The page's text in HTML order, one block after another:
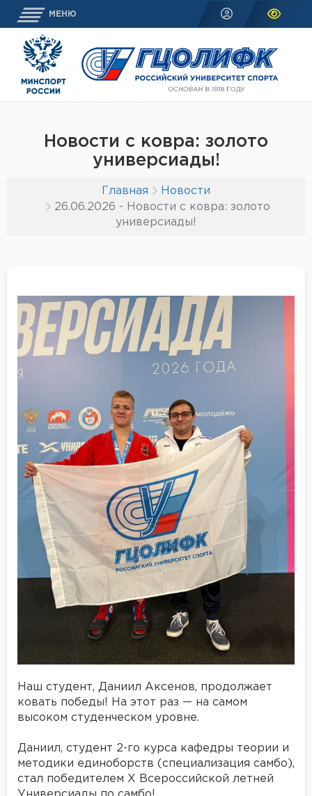
МЕНЮ
Новости с ковра: золото
универсиады!
Главная
Новости
26.06.2026 - Новости с ковра: золото
универсиады!
Наш студент, Даниил Аксенов, продолжает
ковать победы! На этот раз — на самом
высоком студенческом уровне.
Даниил, студент 2-го курса кафедры теории и
методики единоборств (специализация самбо),
стал победителем X Всероссийской летней